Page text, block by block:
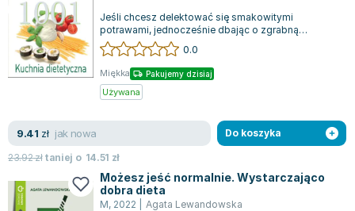
Piotr Semka
Jarosław Iwaszkiewicz
Joseph Murphy
Jan Sztaudynger
Aleksander Puszkin
Małgorzata Ohme
Maddie Ziegler
Leszek Czarnecki
Joanna Racewicz
Jeśli chcesz delektować się smakowitymi
potrawami, jednocześnie dbając o zgrabną
sylwetkę, ta książka jest idealnym wyborem.
Zawie...
0.0
Miękka Pakujemy dzisiaj
Używana
9.41 zł jak nowa
23.92złtaniej o 14.51 zł
Do koszyka
Możesz jeść normalnie. Wystarczająco
dobra dieta
M, 2022
Agata Lewandowska